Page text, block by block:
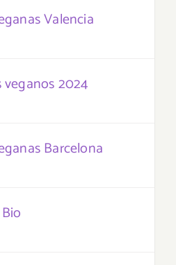
Valencia
veganos 2024
Barcelona